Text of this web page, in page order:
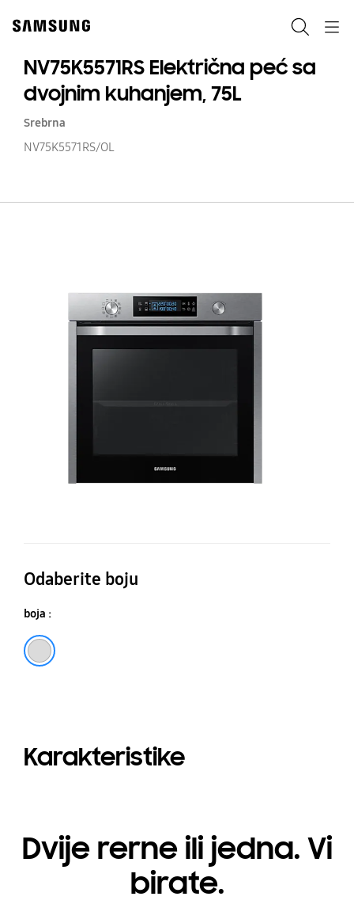
content
accessibility
NV75K5571RS Električna peć sa
dvojnim kuhanjem, 75L
Srebrna
NV75K5571RS/OL
Odaberite boju
boja :
Karakteristike
Dvije rerne ili jedna. Vi
birate.